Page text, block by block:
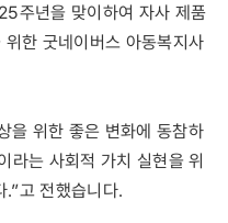
주년을 맞이하여 자사 제품
한 굿네이버스 아동복지사
을 위한 좋은 변화에 동참하
라는 사회적 가치 실현을 위
고 전했습니다.